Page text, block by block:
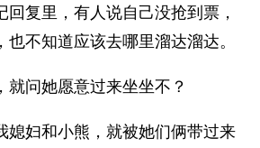
复里，有人说自己没抢到票，
不知道应该去哪里溜达溜达。
就问她愿意过来坐坐不？
媳妇和小熊，就被她们俩带过来